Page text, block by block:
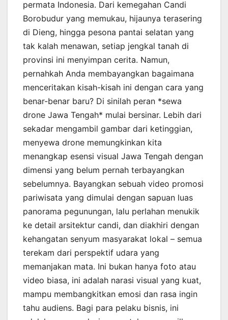
permata Indonesia. Dari kemegahan Candi
Borobudur yang memukau, hijaunya terasering
di Dieng, hingga pesona pantai selatan yang
tak kalah menawan, setiap jengkal tanah di
provinsi ini menyimpan cerita. Namun,
pernahkah Anda membayangkan bagaimana
menceritakan kisah-kisah ini dengan cara yang
benar-benar baru? Di sinilah peran *sewa
drone Jawa Tengah* mulai bersinar. Lebih dari
sekadar mengambil gambar dari ketinggian,
menyewa drone memungkinkan kita
menangkap esensi visual Jawa Tengah dengan
dimensi yang belum pernah terbayangkan
sebelumnya. Bayangkan sebuah video promosi
pariwisata yang dimulai dengan sapuan luas
panorama pegunungan, lalu perlahan menukik
ke detail arsitektur candi, dan diakhiri dengan
kehangatan senyum masyarakat lokal – semua
terekam dari perspektif udara yang
memanjakan mata. Ini bukan hanya foto atau
video biasa, ini adalah narasi visual yang kuat,
mampu membangkitkan emosi dan rasa ingin
tahu audiens. Bagi para pelaku bisnis, ini